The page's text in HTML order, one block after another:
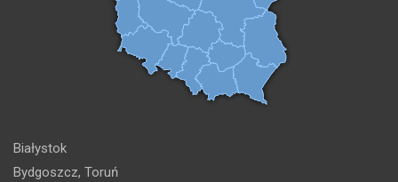
Białystok
Bydgoszcz, Toruń